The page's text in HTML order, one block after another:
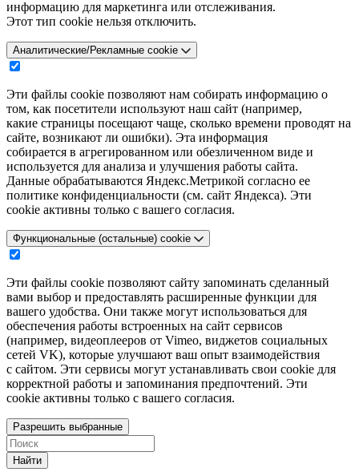
информацию для маркетинга или отслеживания.
Этот тип cookie нельзя отключить.
Аналитические/Рекламные cookie
Эти файлы cookie позволяют нам собирать информацию о
том, как посетители используют наш сайт (например,
какие страницы посещают чаще, сколько времени проводят на
сайте, возникают ли ошибки). Эта информация
собирается в агрегированном или обезличенном виде и
используется для анализа и улучшения работы сайта.
Данные обрабатываются Яндекс.Метрикой согласно ее
политике конфиденциальности (см. сайт Яндекса). Эти
cookie активны только с вашего согласия.
Функциональные (остальные) cookie
Эти файлы cookie позволяют сайту запоминать сделанный
вами выбор и предоставлять расширенные функции для
вашего удобства. Они также могут использоваться для
обеспечения работы встроенных на сайт сервисов
(например, видеоплееров от Vimeo, виджетов социальных
сетей VK), которые улучшают ваш опыт взаимодействия
с сайтом. Эти сервисы могут устанавливать свои cookie для
корректной работы и запоминания предпочтений. Эти
cookie активны только с вашего согласия.
Разрешить выбранные
Найти